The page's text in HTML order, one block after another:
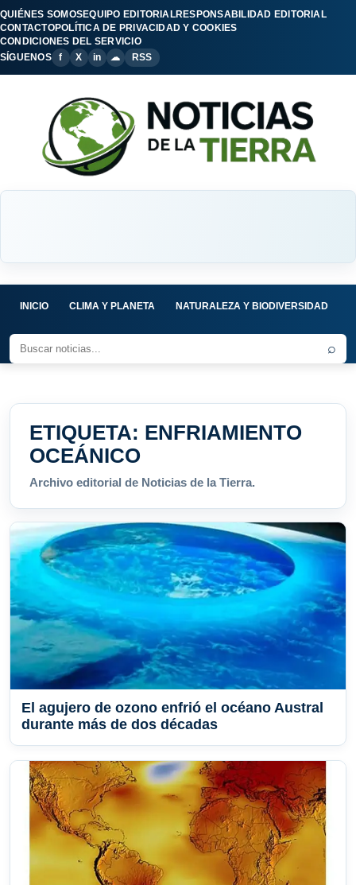
QUIÉNES SOMOSEQUIPO EDITORIALRESPONSABILIDAD EDITORIAL
CONTACTOPOLÍTICA DE PRIVACIDAD Y COOKIES
CONDICIONES DEL SERVICIO
SÍGUENOS
f X in ☁ RSS
INICIO CLIMA Y PLANETA NATURALEZA Y BIODIVERSIDAD
⌕
ETIQUETA: ENFRIAMIENTO
OCEÁNICO
Archivo editorial de Noticias de la Tierra.
El agujero de ozono enfrió el océano Austral
durante más de dos décadas